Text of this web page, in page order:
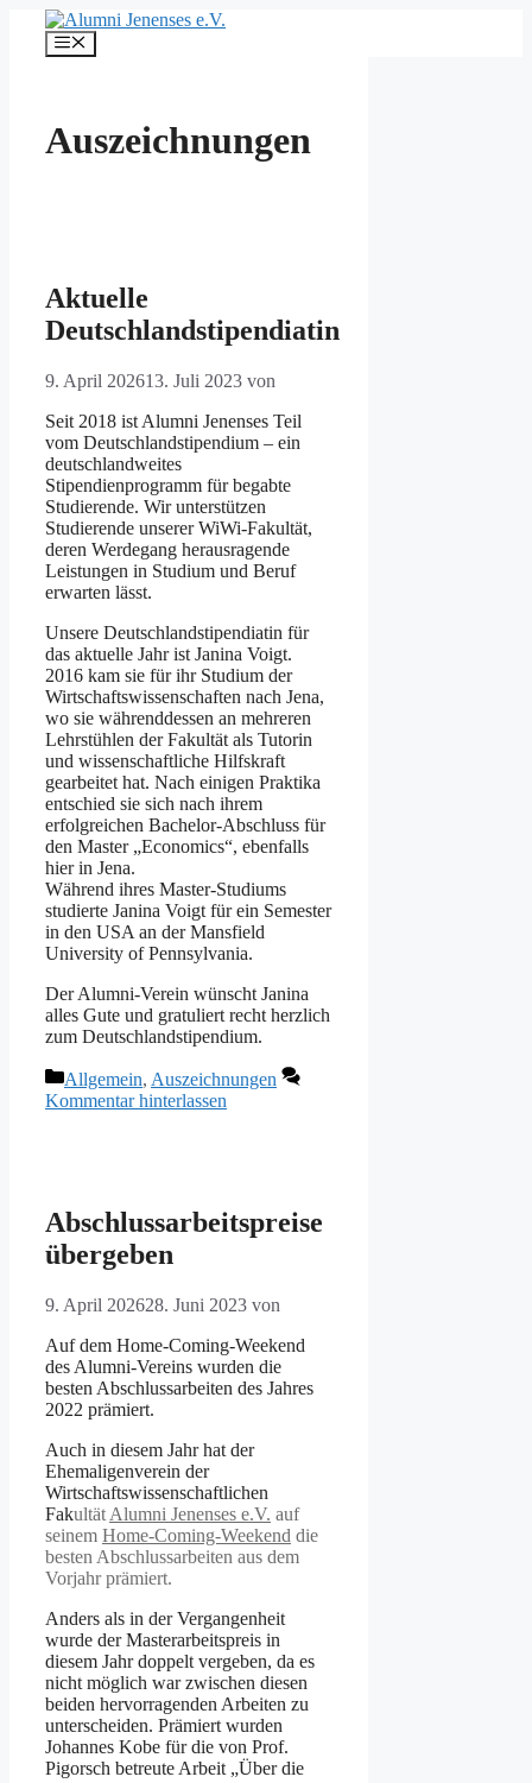
Inhalt
springen
Menü
Auszeichnungen
Aktuelle
Deutschlandstipendiatin
9. April 202613. Juli 2023 von
Seit 2018 ist Alumni Jenenses Teil
vom Deutschlandstipendium – ein
deutschlandweites
Stipendienprogramm für begabte
Studierende. Wir unterstützen
Studierende unserer WiWi-Fakultät,
deren Werdegang herausragende
Leistungen in Studium und Beruf
erwarten lässt.
Unsere Deutschlandstipendiatin für
das aktuelle Jahr ist Janina Voigt.
2016 kam sie für ihr Studium der
Wirtschaftswissenschaften nach Jena,
wo sie währenddessen an mehreren
Lehrstühlen der Fakultät als Tutorin
und wissenschaftliche Hilfskraft
gearbeitet hat. Nach einigen Praktika
entschied sie sich nach ihrem
erfolgreichen Bachelor-Abschluss für
den Master „Economics“, ebenfalls
hier in Jena.
Während ihres Master-Studiums
studierte Janina Voigt für ein Semester
in den USA an der Mansfield
University of Pennsylvania.
Der Alumni-Verein wünscht Janina
alles Gute und gratuliert recht herzlich
zum Deutschlandstipendium.
Kategorien
Allgemein, Auszeichnungen
Kommentar hinterlassen
Abschlussarbeitspreise
übergeben
9. April 202628. Juni 2023 von
Auf dem Home-Coming-Weekend
des Alumni-Vereins wurden die
besten Abschlussarbeiten des Jahres
2022 prämiert.
Auch in diesem Jahr hat der
Ehemaligenverein der
Wirtschaftswissenschaftlichen
Fakultät Alumni Jenenses e.V. auf
seinem Home-Coming-Weekend die
besten Abschlussarbeiten aus dem
Vorjahr prämiert.
Anders als in der Vergangenheit
wurde der Masterarbeitspreis in
diesem Jahr doppelt vergeben, da es
nicht möglich war zwischen diesen
beiden hervorragenden Arbeiten zu
unterscheiden. Prämiert wurden
Johannes Kobe für die von Prof.
Pigorsch betreute Arbeit „Über die